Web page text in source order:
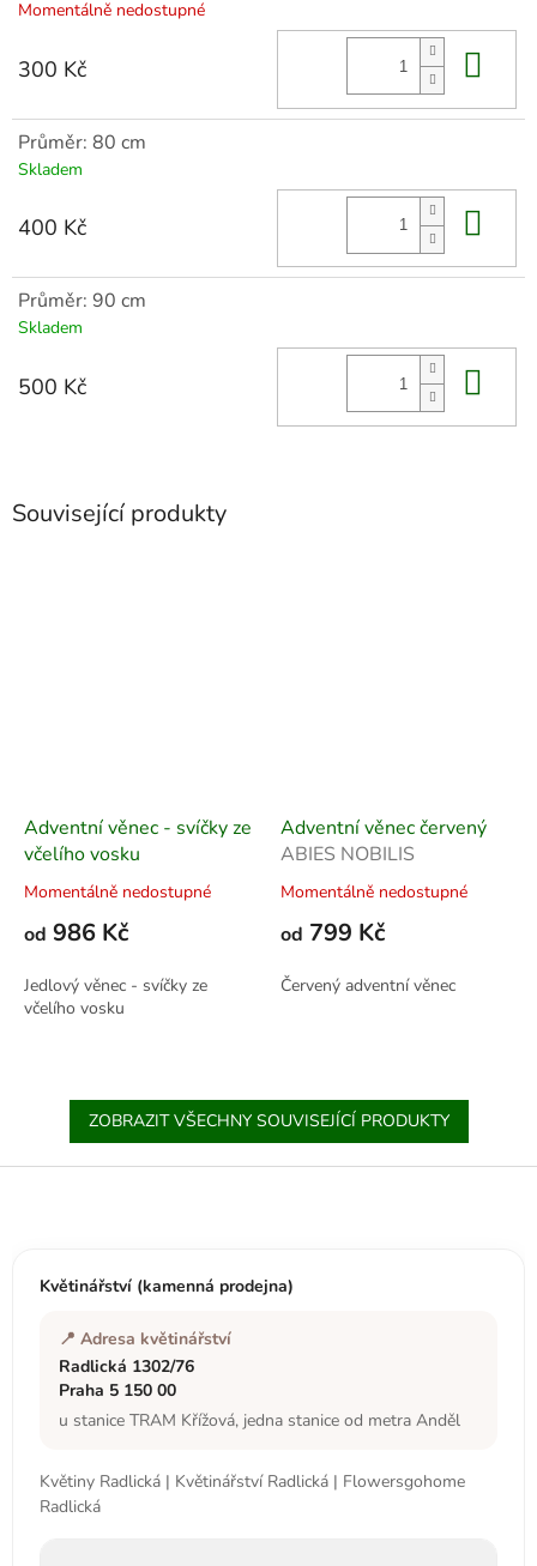
Související produkty
Adventní věnec - svíčky ze
včelího vosku
Momentálně nedostupné
od 986 Kč
Jedlový věnec - svíčky ze
včelího vosku
Adventní věnec červený
ABIES NOBILIS
Momentálně nedostupné
od 799 Kč
Červený adventní věnec
ZOBRAZIT VŠECHNY SOUVISEJÍCÍ PRODUKTY
Momentálně nedostupné
300 Kč
Průměr: 80 cm
Skladem
400 Kč
Průměr: 90 cm
Skladem
500 Kč
Z
Květinářství (kamenná prodejna)
📍 Adresa květinářství
Radlická 1302/76
Praha 5 150 00
u stanice TRAM Křížová, jedna stanice od metra Anděl
Květiny Radlická | Květinářství Radlická | Flowersgohome
Radlická